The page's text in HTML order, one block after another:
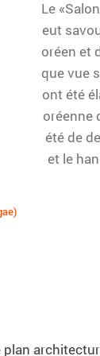
Le
eut
oréen et
que vue
ont été
oréenne
été de
et le